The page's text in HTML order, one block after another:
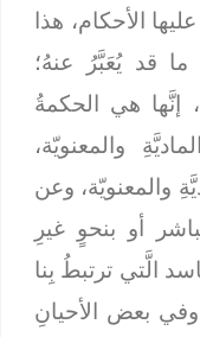
الأحكام، هذا
قد يُعَبَّرُ عنهُ؛
إنَّها هي الحكمةُ
والمعنويّة،
والمعنويّة، وعن
أو بنحوٍ غيرِ
الَّتي ترتبطُ بِنا
بعض الأحيانِ